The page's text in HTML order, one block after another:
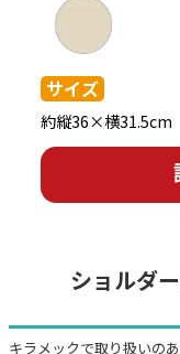
サイズ
約縦36×横31.5cm
ショルダ
キラメックで取り扱いの